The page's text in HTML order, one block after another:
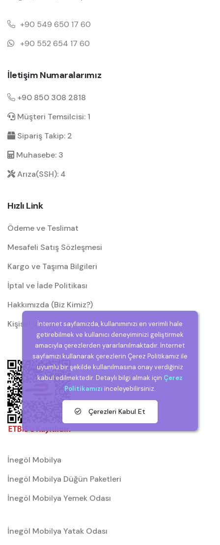
+90 549 650 17 60
+90 552 654 17 60
İletişim Numaralarımız
+90 850 308 2818
Müşteri Temsilcisi: 1
Sipariş Takip: 2
Muhasebe: 3
Arıza(SSH): 4
Hızlı Link
Ödeme ve Teslimat
Mesafeli Satış Sözleşmesi
Kargo ve Taşıma Bilgileri
İptal ve İade Politikası
Hakkımızda (Biz Kimiz?)
Kişisel Verilerin Korunması (KVKK)
İnegöl Mobilya
İnegöl Mobilya Düğün Paketleri
İnegöl Mobilya Yemek Odası
İnegöl Mobilya Yatak Odası
İnternet sayfamızda, kullanımınızı en verimli hale
getirebilmek ve kullanıcı deneyiminizi geliştirmek
amacıyla çerezlerden yararlanılmaktadır. İnternet
sayfamızı kullanarak çerezlerin Çerez Politikamız ile
uyumlu bir şekilde kullanılmasına onay verdiğiniz
kabul edilmektedir. Detaylı bilgi almak için Çerez
Politikamızı inceleyebilirsiniz.
Çerezleri Kabul Et